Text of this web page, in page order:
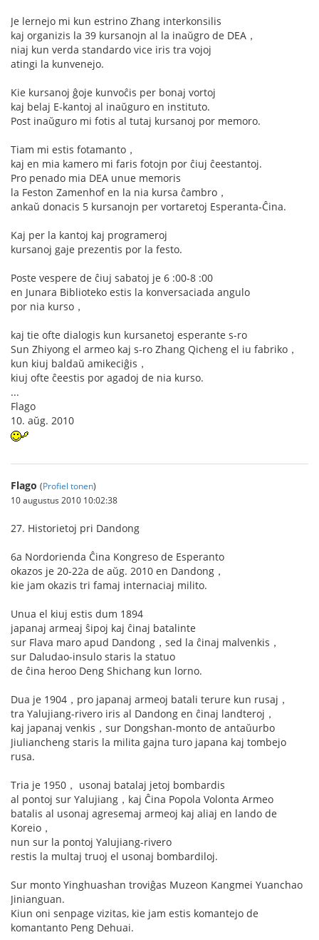
Je lernejo mi kun estrino Zhang interkonsilis
kaj organizis la 39 kursanojn al la inaŭgro de DEA，
niaj kun verda standardo vice iris tra vojoj
atingi la kunvenejo.
Kie kursanoj ĝoje kunvoĉis per bonaj vortoj
kaj belaj E-kantoj al inaŭguro en instituto.
Post inaŭguro mi fotis al tutaj kursanoj por memoro.
Tiam mi estis fotamanto，
kaj en mia kamero mi faris fotojn por ĉiuj ĉeestantoj.
Pro penado mia DEA unue memoris
la Feston Zamenhof en la nia kursa ĉambro，
ankaŭ donacis 5 kursanojn per vortaretoj Esperanta-Ĉina.
Kaj per la kantoj kaj programeroj
kursanoj gaje prezentis por la festo.
Poste vespere de ĉiuj sabatoj je 6 :00-8 :00
en Junara Biblioteko estis la konversaciada angulo
por nia kurso，
kaj tie ofte dialogis kun kursanetoj esperante s-ro
Sun Zhiyong el armeo kaj s-ro Zhang Qicheng el iu fabriko，
kun kiuj baldaŭ amikeciĝis，
kiuj ofte ĉeestis por agadoj de nia kurso.
...
Flago
10. aŭg. 2010
Flago (Profiel tonen)
10 augustus 2010 10:02:38
27. Historietoj pri Dandong
6a Nordorienda Ĉina Kongreso de Esperanto
okazos je 20-22a de aŭg. 2010 en Dandong，
kie jam okazis tri famaj internaciaj milito.
Unua el kiuj estis dum 1894
japanaj armeaj ŝipoj kaj ĉinaj batalinte
sur Flava maro apud Dandong，sed la ĉinaj malvenkis，
sur Daludao-insulo staris la statuo
de ĉina heroo Deng Shichang kun lorno.
Dua je 1904，pro japanaj armeoj batali terure kun rusaj，
tra Yalujiang-rivero iris al Dandong en ĉinaj landteroj，
kaj japanaj venkis，sur Dongshan-monto de antaŭurbo
Jiuliancheng staris la milita gajna turo japana kaj tombejo
rusa.
Tria je 1950， usonaj batalaj jetoj bombardis
al pontoj sur Yalujiang，kaj Ĉina Popola Volonta Armeo
batalis al usonaj agresemaj armeoj kaj aliaj en lando de
Koreio，
nun sur la pontoj Yalujiang-rivero
restis la multaj truoj el usonaj bombardiloj.
Sur monto Yinghuashan troviĝas Muzeon Kangmei Yuanchao
Jinianguan.
Kiun oni senpage vizitas, kie jam estis komantejo de
komantanto Peng Dehuai.